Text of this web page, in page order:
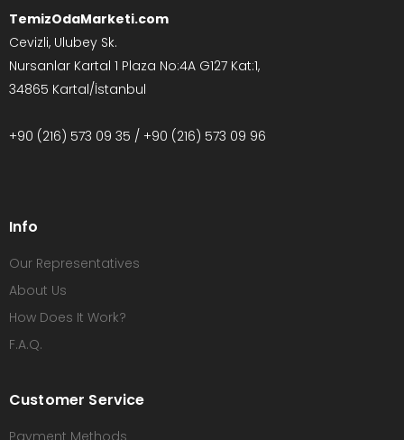
TemizOdaMarketi.com
Cevizli, Ulubey Sk.
Nursanlar Kartal 1 Plaza No:4A G127 Kat:1,
34865 Kartal/İstanbul
+90 (216) 573 09 35 / +90 (216) 573 09 96
Info
Our Representatives
About Us
How Does It Work?
F.A.Q.
Customer Service
Payment Methods